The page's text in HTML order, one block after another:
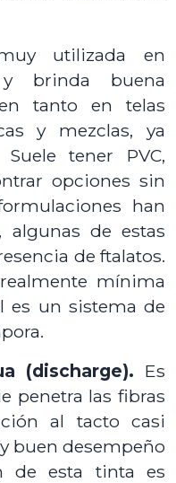
utilizada en
brinda buena
tanto en telas
y mezclas, ya
tener PVC,
opciones sin
han
algunas de estas
de ftalatos.
mínima
es un sistema de
(discharge). Es
penetra las fibras
al tacto casi
buen desempeño
de esta tinta es